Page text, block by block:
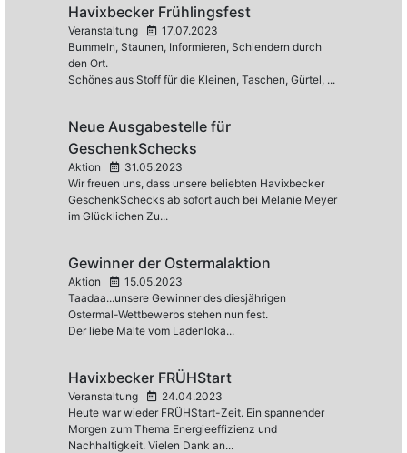
Havixbecker Frühlingsfest
Veranstaltung
17.07.2023
Bummeln, Staunen, Informieren, Schlendern durch
den Ort.
Schönes aus Stoff für die Kleinen, Taschen, Gürtel, ...
Neue Ausgabestelle für
GeschenkSchecks
Aktion
31.05.2023
Wir freuen uns, dass unsere beliebten Havixbecker
GeschenkSchecks ab sofort auch bei Melanie Meyer
im Glücklichen Zu...
Gewinner der Ostermalaktion
Aktion
15.05.2023
Taadaa...unsere Gewinner des diesjährigen
Ostermal-Wettbewerbs stehen nun fest.
Der liebe Malte vom Ladenloka...
Havixbecker FRÜHStart
Veranstaltung
24.04.2023
Heute war wieder FRÜHStart-Zeit. Ein spannender
Morgen zum Thema Energieeffizienz und
Nachhaltigkeit. Vielen Dank an...